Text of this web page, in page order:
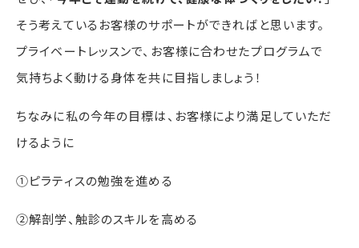
そう考えているお客様のサポートができればと思います。
プライベートレッスンで、お客様に合わせたプログラムで
気持ちよく動ける身体を共に目指しましょう！
ちなみに私の今年の目標は、お客様により満足していただ
けるように
①ピラティスの勉強を進める
②解剖学、触診のスキルを高める